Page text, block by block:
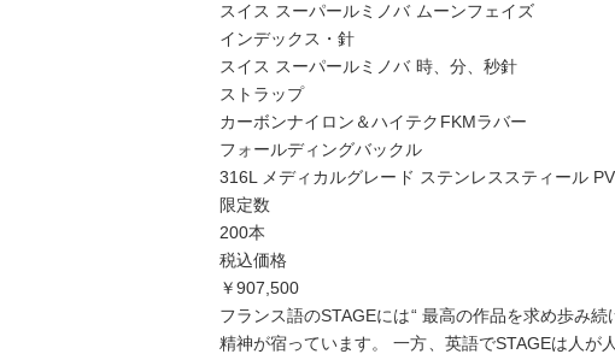
スイス スーパールミノバ ムーンフェイズ
インデックス・針
スイス スーパールミノバ 時、分、秒針
ストラップ
カーボンナイロン＆ハイテクFKMラバー
フォールディングバックル
316L メディカルグレード ステンレススティール
限定数
200本
税込価格
￥907,500
フランス語のSTAGEには“ 最高の作品を求め歩み
精神が宿っています。 一方、英語でSTAGEは人が